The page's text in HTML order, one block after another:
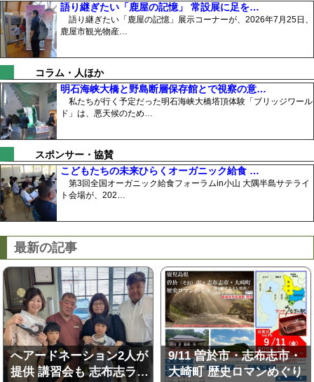
語り継ぎたい「鹿屋の記憶」 常設展に足を…
語り継ぎたい「鹿屋の記憶」展示コーナーが、2026年7月25日、
鹿屋市観光物産…
コラム・人ほか
明石海峡大橋と野島断層保存館とで視察の意…
私たちが行く予定だった明石海峡大橋塔頂体験「ブリッジワール
ド」は、悪天候のため…
スポンサー・協賛
こどもたちの未来ひらくオーガニック給食 …
第3回全国オーガニック給食フォーラムin小山 大隅半島サテライ
ト会場が、202…
最新の記事
へアードネーション2人が
提供 講習会も 志布志ラ…
9/11 曽於市・志布志市・
大崎町 歴史ロマンめぐり